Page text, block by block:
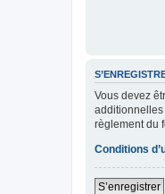
Vous devez
additionnelles
règlement du
Conditions
S’enregistrer